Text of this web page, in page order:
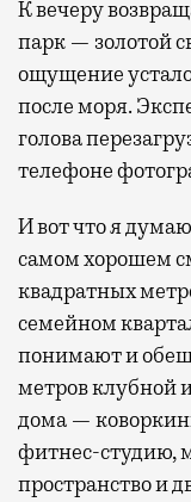
К вечеру
парк — золотой
ощущение
после моря.
голова
телефоне
И вот что я
самом хорошем
квадратных
семейном
понимают и
метров клубной
дома —
фитнес-студию,
пространство и